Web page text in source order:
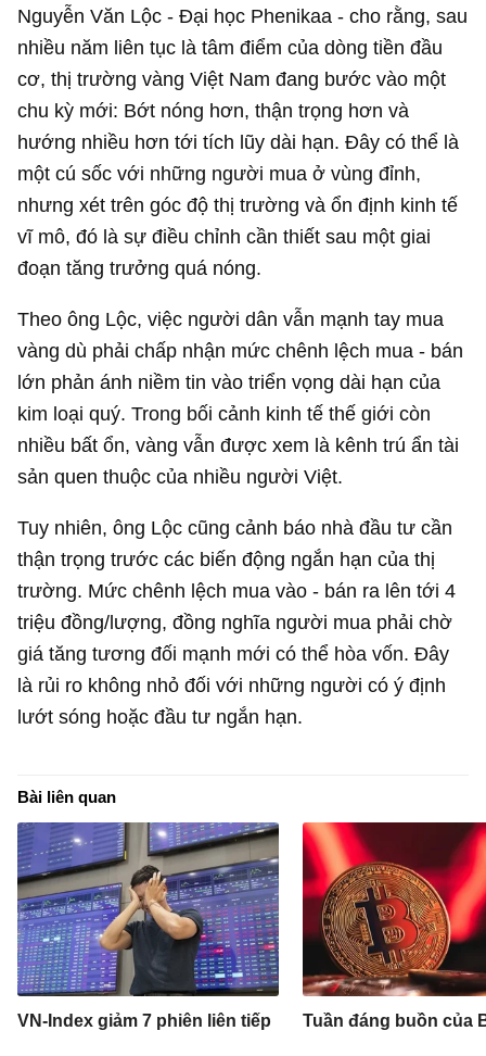
Nguyễn Văn Lộc - Đại học Phenikaa - cho rằng, sau
nhiều năm liên tục là tâm điểm của dòng tiền đầu
cơ, thị trường vàng Việt Nam đang bước vào một
chu kỳ mới: Bớt nóng hơn, thận trọng hơn và
hướng nhiều hơn tới tích lũy dài hạn. Đây có thể là
một cú sốc với những người mua ở vùng đỉnh,
nhưng xét trên góc độ thị trường và ổn định kinh tế
vĩ mô, đó là sự điều chỉnh cần thiết sau một giai
đoạn tăng trưởng quá nóng.
Theo ông Lộc, việc người dân vẫn mạnh tay mua
vàng dù phải chấp nhận mức chênh lệch mua - bán
lớn phản ánh niềm tin vào triển vọng dài hạn của
kim loại quý. Trong bối cảnh kinh tế thế giới còn
nhiều bất ổn, vàng vẫn được xem là kênh trú ẩn tài
sản quen thuộc của nhiều người Việt.
Tuy nhiên, ông Lộc cũng cảnh báo nhà đầu tư cần
thận trọng trước các biến động ngắn hạn của thị
trường. Mức chênh lệch mua vào - bán ra lên tới 4
triệu đồng/lượng, đồng nghĩa người mua phải chờ
giá tăng tương đối mạnh mới có thể hòa vốn. Đây
là rủi ro không nhỏ đối với những người có ý định
lướt sóng hoặc đầu tư ngắn hạn.
Bài liên quan
VN-Index giảm 7 phiên liên tiếp Tuần đáng buồn của